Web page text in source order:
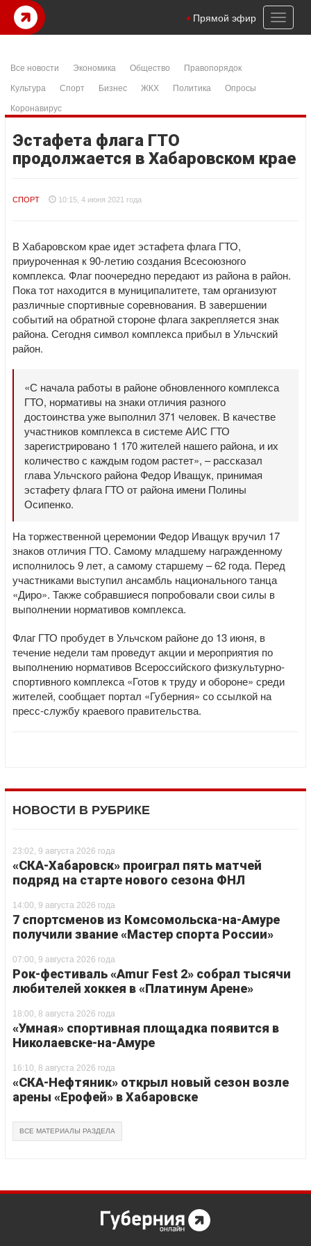
Toggle
Прямой эфир
Все новости Экономика Общество
Правопорядок
Культура
Спорт Бизнес ЖКХ Политика
Опросы
Коронавирус
Эстафета флага ГТО
продолжается в Хабаровском крае
СПОРТ 10:15, 4 июня 2021 года
В Хабаровском крае идет эстафета флага ГТО,
приуроченная к 90-летию создания Всесоюзного
комплекса. Флаг поочередно передают из района в район.
Пока тот находится в муниципалитете, там организуют
различные спортивные соревнования. В завершении
событий на обратной стороне флага закрепляется знак
района. Сегодня символ комплекса прибыл в Ульчский
район.
«С начала работы в районе обновленного комплекса
ГТО, нормативы на знаки отличия разного
достоинства уже выполнил 371 человек. В качестве
участников комплекса в системе АИС ГТО
зарегистрировано 1 170 жителей нашего района, и их
количество с каждым годом растет», – рассказал
глава Ульчского района Федор Иващук, принимая
эстафету флага ГТО от района имени Полины
Осипенко.
На торжественной церемонии Федор Иващук вручил 17
знаков отличия ГТО. Самому младшему награжденному
исполнилось 9 лет, а самому старшему – 62 года. Перед
участниками выступил ансамбль национального танца
«Диро». Также собравшиеся попробовали свои силы в
выполнении нормативов комплекса.
Флаг ГТО пробудет в Ульчском районе до 13 июня, в
течение недели там проведут акции и мероприятия по
выполнению нормативов Всероссийского физкультурно-
спортивного комплекса «Готов к труду и обороне» среди
жителей, сообщает портал «Губерния» со ссылкой на
пресс-службу краевого правительства.
НОВОСТИ В РУБРИКЕ
23:02, 9 августа 2026 года
«СКА-Хабаровск» проиграл пять матчей
подряд на старте нового сезона ФНЛ
14:00, 9 августа 2026 года
7 спортсменов из Комсомольска-на-Амуре
получили звание «Мастер спорта России»
07:00, 9 августа 2026 года
Рок-фестиваль «Amur Fest 2» собрал тысячи
любителей хоккея в «Платинум Арене»
18:00, 8 августа 2026 года
«Умная» спортивная площадка появится в
Николаевске-на-Амуре
16:10, 8 августа 2026 года
«СКА-Нефтяник» открыл новый сезон возле
арены «Ерофей» в Хабаровске
ВСЕ МАТЕРИАЛЫ РАЗДЕЛА